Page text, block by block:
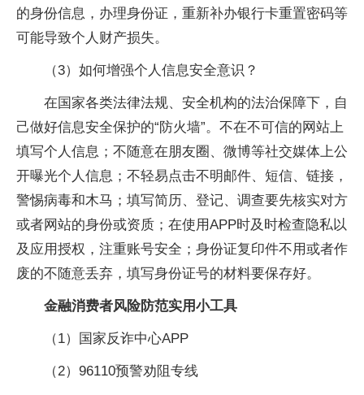
的身份信息，办理身份证，重新补办银行卡重置密码等
可能导致个人财产损失。
（3）如何增强个人信息安全意识？
在国家各类法律法规、安全机构的法治保障下，自
己做好信息安全保护的“防火墙”。不在不可信的网站上
填写个人信息；不随意在朋友圈、 微博等社交媒体上公
开曝光个人信息；不轻易点击不明邮件、短信、链接，
警惕病毒和木马；填写简历、 登记、 调查要先核实对方
或者网站的身份或资质；在使用APP时及时检查隐私以
及应用授权，注重账号安全； 身份证复印件不用或者作
废的不随意丢弃，填写身份证号的材料要保存好。
金融消费者风险防范实用小工具
（1） 国家反诈中心APP
（2）96110预警劝阻专线